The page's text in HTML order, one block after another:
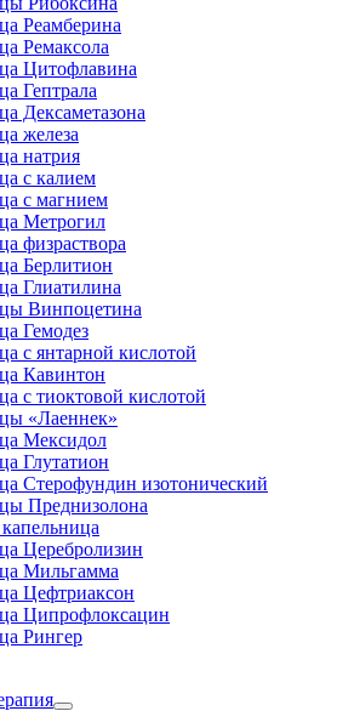
Реамберина
Ремаксола
Цитофлавина
Гептрала
Дексаметазона
железа
натрия
с калием
с магнием
Метрогил
физраствора
Берлитион
Глиатилина
Винпоцетина
Гемодез
с янтарной кислотой
Кавинтон
с тиоктовой кислотой
«Лаеннек»
Мексидол
Глутатион
Стерофундин изотонический
Преднизолона
Церебролизин
Мильгамма
Цефтриаксон
Ципрофлоксацин
Рингер